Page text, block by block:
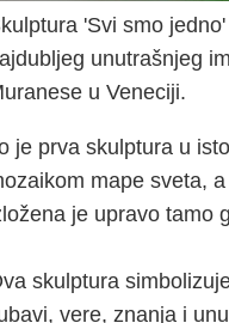
'Svi smo
unutrašnjeg
u Veneciji.
je prva skulptura u
mape sveta,
je upravo tamo
skulptura
vere, znanja i